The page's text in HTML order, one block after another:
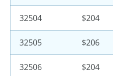
32504 $204
32505 $206
32506 $204